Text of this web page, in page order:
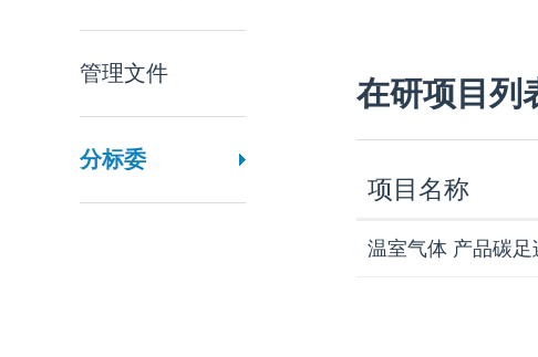
管理文件
分标委
在研项目列
项目名称
温室气体 产品碳